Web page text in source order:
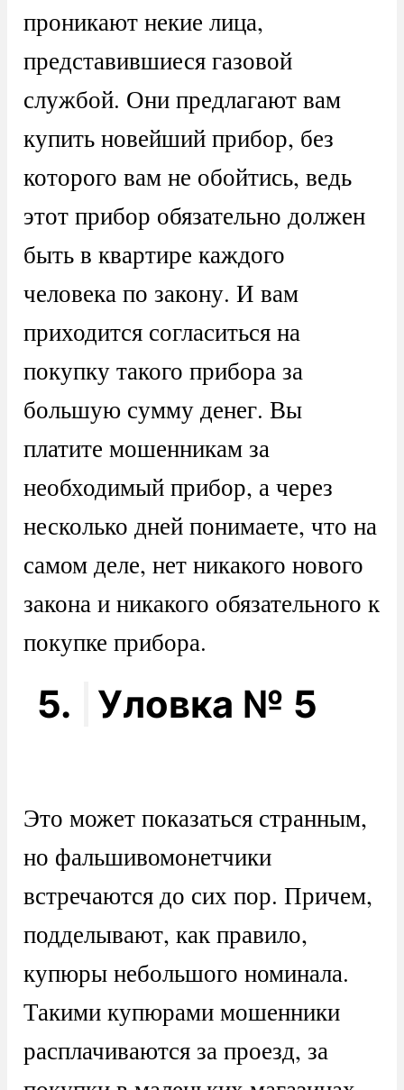
проникают некие лица,
представившиеся газовой
службой. Они предлагают вам
купить новейший прибор, без
которого вам не обойтись, ведь
этот прибор обязательно должен
быть в квартире каждого
человека по закону. И вам
приходится согласиться на
покупку такого прибора за
большую сумму денег. Вы
платите мошенникам за
необходимый прибор, а через
несколько дней понимаете, что на
самом деле, нет никакого нового
закона и никакого обязательного к
покупке прибора.
5. Уловка № 5
Это может показаться странным,
но фальшивомонетчики
встречаются до сих пор. Причем,
подделывают, как правило,
купюры небольшого номинала.
Такими купюрами мошенники
расплачиваются за проезд, за